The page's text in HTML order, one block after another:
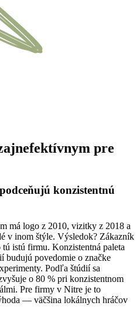
pre
konzistentnú
má logo z 2010, vizitky z 2018 a
v inom štýle. Výsledok? Zákazník
tú istú firmu. Konzistentná paleta
budujú povedomie o značke
Podľa štúdií sa
o 80 % pri konzistentnom
Pre firmy v Nitre je to
— väčšina lokálnych hráčov